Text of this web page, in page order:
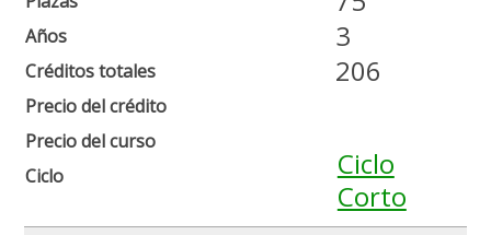
Años
Créditos totales
Precio del crédito
Precio del curso
Ciclo
3
206
Ciclo
Corto